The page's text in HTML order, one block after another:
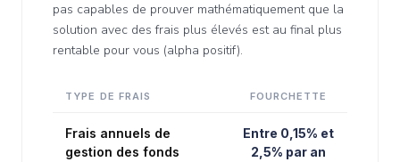
pas capables de prouver mathématiquement que la
solution avec des frais plus élevés est au final plus
rentable pour vous (alpha positif).
TYPE DE FRAIS FOURCHETTE
Frais annuels de
gestion des fonds
Entre 0,15% et
2,5% par an